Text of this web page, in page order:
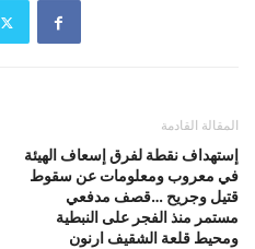
المقالة القادمة
إستهداف نقطة لفرق إسعاف الهيئة
في معروب ومعلومات عن سقوط
قتيل وجريح …قصف مدفعي
مستمر منذ الفجر على النبطية
ومحيط قلعة الشقيف ارنون